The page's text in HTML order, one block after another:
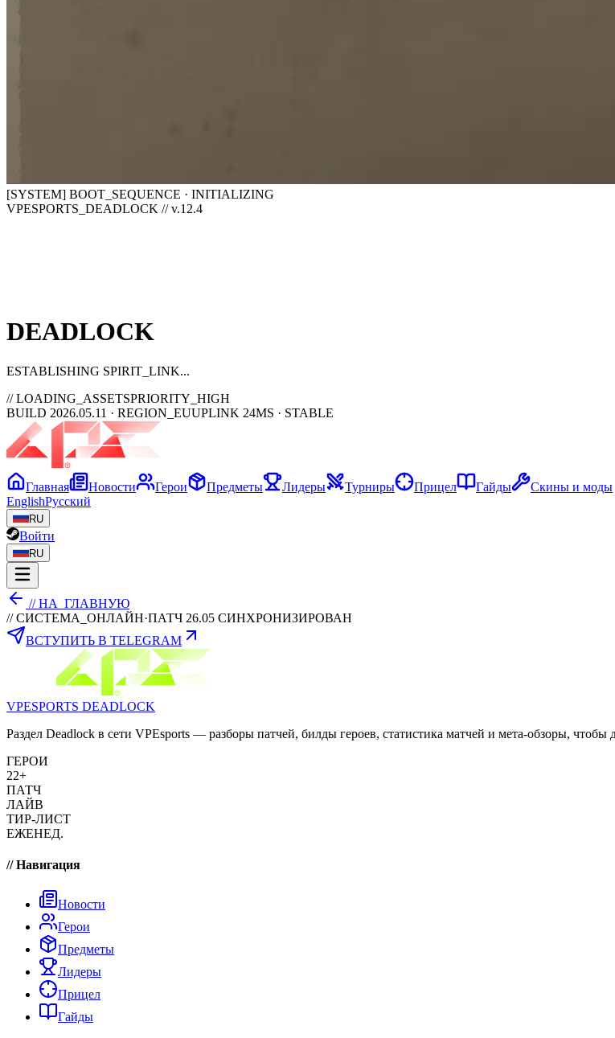
[SYSTEM] BOOT_SEQUENCE · INITIALIZING
VPESPORTS_DEADLOCK // v.12.4
DEADLOCK
ESTABLISHING SPIRIT_LINK
// LOADING_ASSETSPRIORITY_HIGH
BUILD 2026.05.11 · REGION_EUUPLINK 24MS · STABLE
Главная Новости Герои Предметы Лидеры Турниры Прицел Гайды
Скины и моды
EnglishРусский
RU
Войти
RU
// НА_ГЛАВНУЮ
// СИСТЕМА_ОНЛАЙН·ПАТЧ 26.05 СИНХРОНИЗИРОВАН
ВСТУПИТЬ В TELEGRAM
VPESPORTS DEADLOCK
Раздел Deadlock в сети VPEsports — разборы патчей, билды героев, статистика матчей и мета-обзоры, чтобы
ГЕРОИ
22+
ПАТЧ
ЛАЙВ
ТИР-ЛИСТ
ЕЖЕНЕД.
// Навигация
Новости
Герои
Предметы
Лидеры
Прицел
Гайды